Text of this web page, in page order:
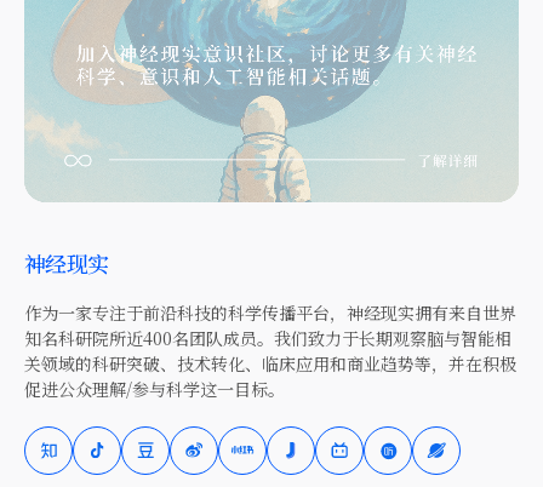
神经现实
作为一家专注于前沿科技的科学传播平台，神经现实拥有来自世界
知名科研院所近400名团队成员。我们致力于长期观察脑与智能相
关领域的科研突破、技术转化、临床应用和商业趋势等，并在积极
促进公众理解/参与科学这一目标。